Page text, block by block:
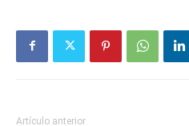
Artículo anterior